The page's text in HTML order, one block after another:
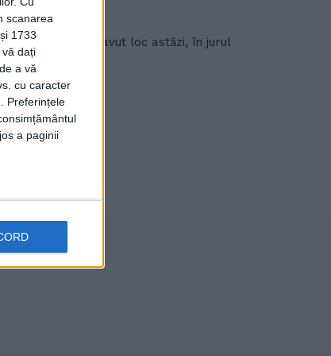
scanarea
1733
dați
a vă
cu caracter
Preferințele
a paginii
rutier care a avut loc astăzi, în jurul